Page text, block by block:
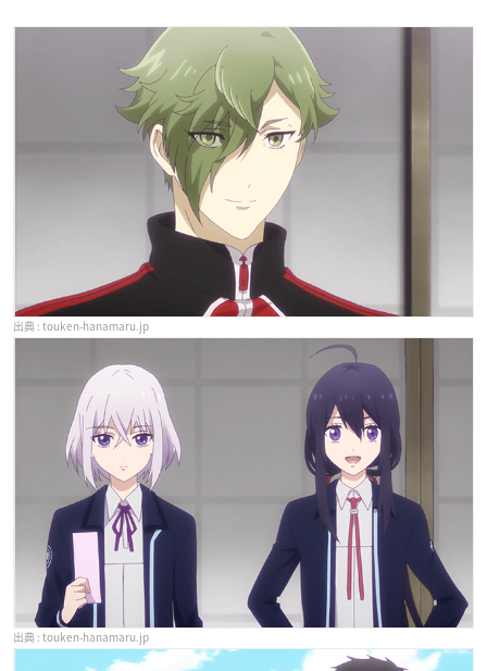
touken-hanamaru.jp
touken-hanamaru.jp